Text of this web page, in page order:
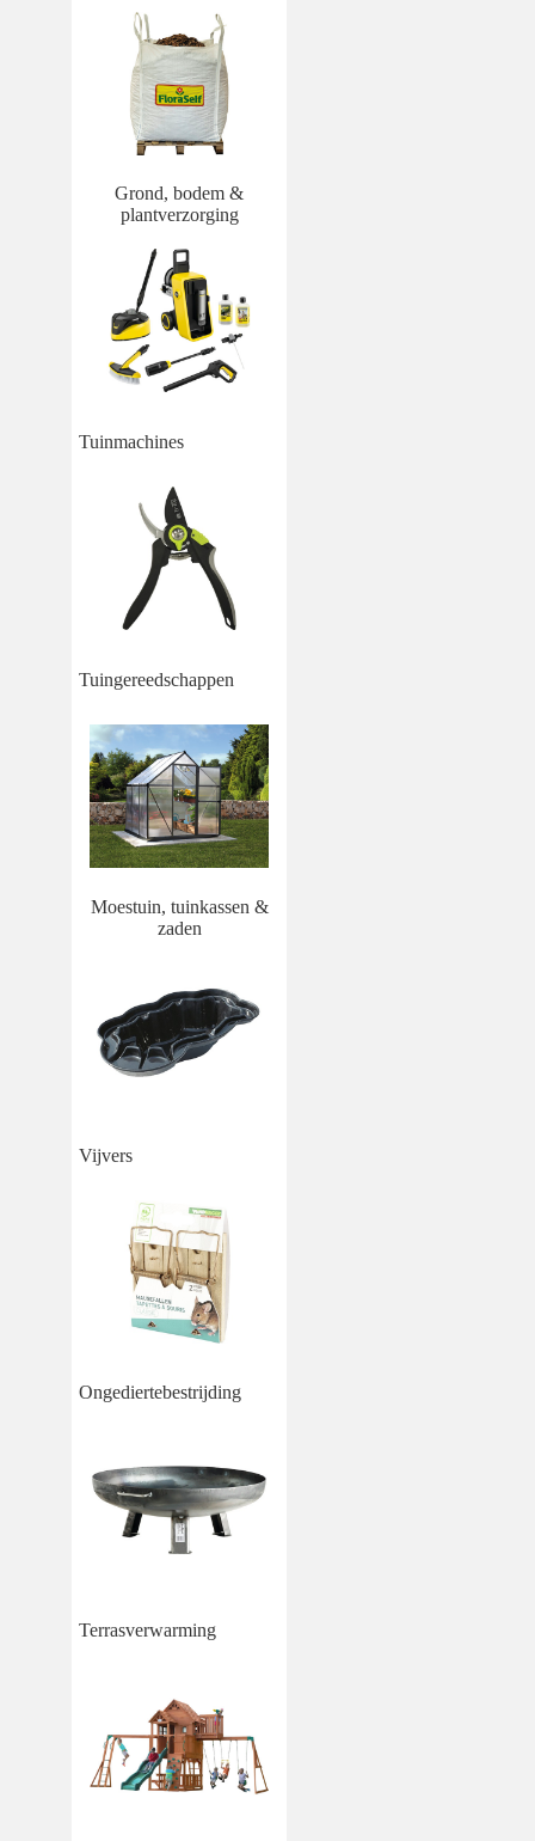
Grond, bodem &
plantverzorging
Tuinmachines
Tuingereedschappen
Moestuin, tuinkassen &
zaden
Vijvers
Ongediertebestrijding
Terrasverwarming